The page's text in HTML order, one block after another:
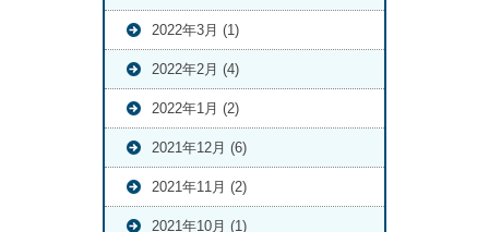
2022年3月 (1)
2022年2月 (4)
2022年1月 (2)
2021年12月 (6)
2021年11月 (2)
2021年10月 (1)